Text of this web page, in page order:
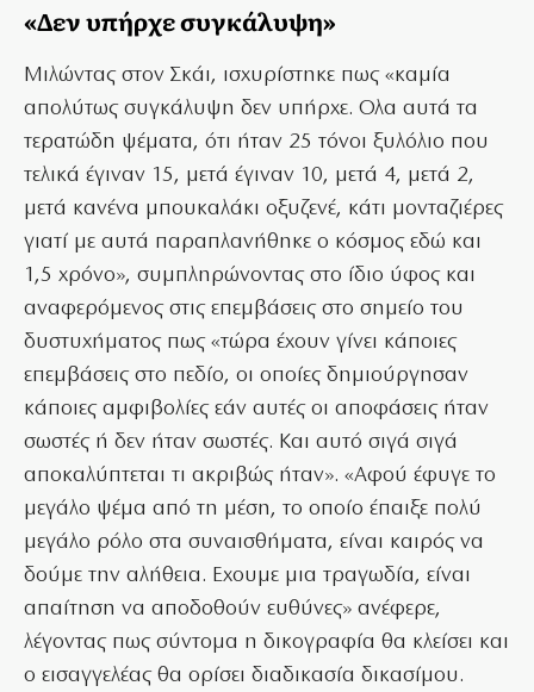
«Δεν υπήρχε συγκάλυψη»
Μιλώντας στον Σκάι, ισχυρίστηκε πως «καμία
απολύτως συγκάλυψη δεν υπήρχε. Ολα αυτά τα
τερατώδη ψέματα, ότι ήταν 25 τόνοι ξυλόλιο που
τελικά έγιναν 15, μετά έγιναν 10, μετά 4, μετά 2,
μετά κανένα μπουκαλάκι οξυζενέ, κάτι μονταζιέρες
γιατί με αυτά παραπλανήθηκε ο κόσμος εδώ και
1,5 χρόνο», συμπληρώνοντας στο ίδιο ύφος και
αναφερόμενος στις επεμβάσεις στο σημείο του
δυστυχήματος πως «τώρα έχουν γίνει κάποιες
επεμβάσεις στο πεδίο, οι οποίες δημιούργησαν
κάποιες αμφιβολίες εάν αυτές οι αποφάσεις ήταν
σωστές ή δεν ήταν σωστές. Και αυτό σιγά σιγά
αποκαλύπτεται τι ακριβώς ήταν». «Αφού έφυγε το
μεγάλο ψέμα από τη μέση, το οποίο έπαιξε πολύ
μεγάλο ρόλο στα συναισθήματα, είναι καιρός να
δούμε την αλήθεια. Εχουμε μια τραγωδία, είναι
απαίτηση να αποδοθούν ευθύνες» ανέφερε,
λέγοντας πως σύντομα η δικογραφία θα κλείσει και
ο εισαγγελέας θα ορίσει διαδικασία δικασίμου.